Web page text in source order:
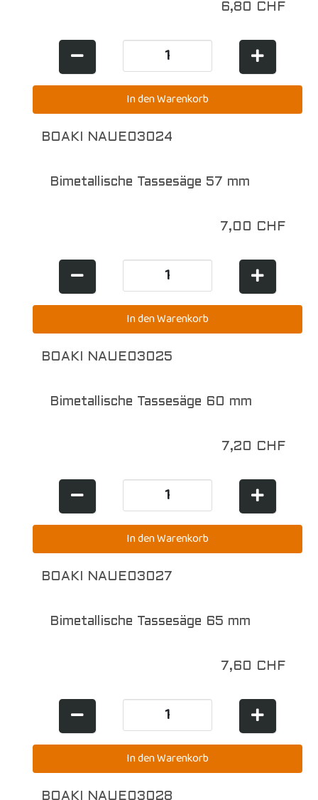
6,80 CHF
BOAKI NAUE03024
Bimetallische Tassesäge 57 mm
7,00 CHF
BOAKI NAUE03025
Bimetallische Tassesäge 60 mm
7,20 CHF
BOAKI NAUE03027
Bimetallische Tassesäge 65 mm
7,60 CHF
BOAKI NAUE03028